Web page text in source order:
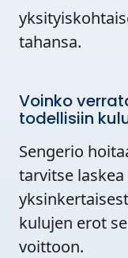
tahansa.
Voinko
todellisiin
Sengerio
tarvitse
kulujen erot
voittoon.